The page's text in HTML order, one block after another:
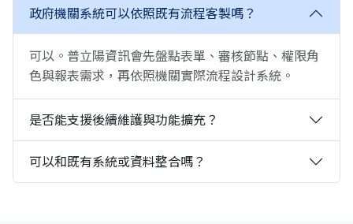
政府機關系統可以依照既有流程客製嗎？
可以。普立陽資訊會先盤點表單、審核節點、權限角
色與報表需求，再依照機關實際流程設計系統。
是否能支援後續維護與功能擴充？
可以和既有系統或資料整合嗎？